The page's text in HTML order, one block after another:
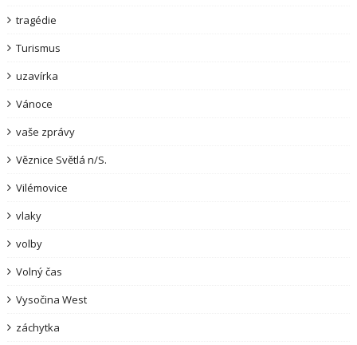
tragédie
Turismus
uzavírka
Vánoce
vaše zprávy
Věznice Světlá n/S.
Vilémovice
vlaky
volby
Volný čas
Vysočina West
záchytka